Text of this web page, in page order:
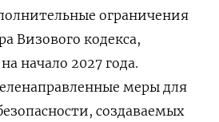
ограничения
Визового кодекса,
начало 2027 года.
меры для
создаваемых